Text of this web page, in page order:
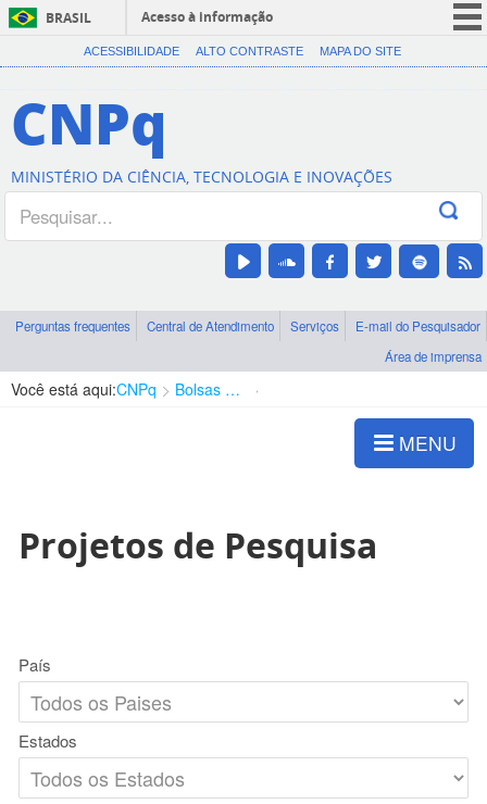
BRASIL
Acesso à informação
CORONAVÍRUS (COVID-19)
Canais
ACESSIBILIDADE ALTO CONTRASTE MAPA DO SITE
CNPq
MINISTÉRIO DA CIÊNCIA, TECNOLOGIA E INOVAÇÕES
Perguntas frequentes Central de Atendimento Serviços
E-mail do Pesquisador
Área de imprensa
Você está aqui:CNPq Bolsas e Auxílios Vigentes
MENU
Projetos de Pesquisa
País
Estados